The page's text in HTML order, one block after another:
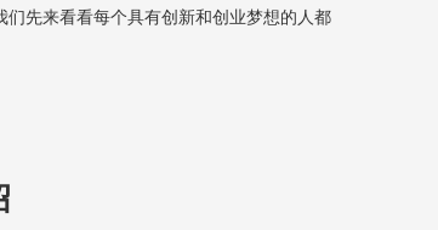
先来看看每个具有创新和创业梦想的人都